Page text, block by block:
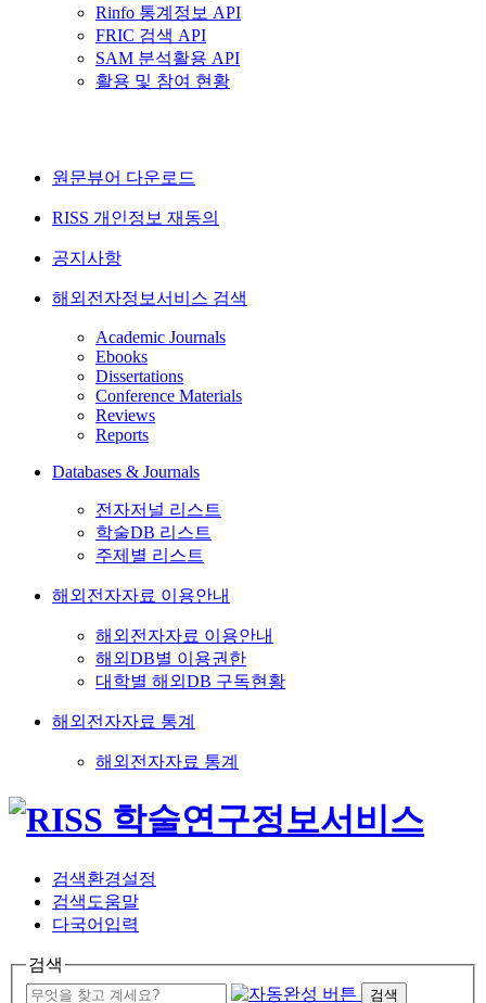
Rinfo 통계정보 API
FRIC 검색 API
SAM 분석활용 API
활용 및 참여 현황
원문뷰어 다운로드
RISS 개인정보 재동의
공지사항
해외전자정보서비스 검색
Academic Journals
Ebooks
Dissertations
Conference Materials
Reviews
Reports
Databases & Journals
전자저널 리스트
학술DB 리스트
주제별 리스트
해외전자자료 이용안내
해외전자자료 이용안내
해외DB별 이용권한
대학별 해외DB 구독현황
해외전자자료 통계
해외전자자료 통계
검색환경설정
검색도움말
다국어입력
검색
검색